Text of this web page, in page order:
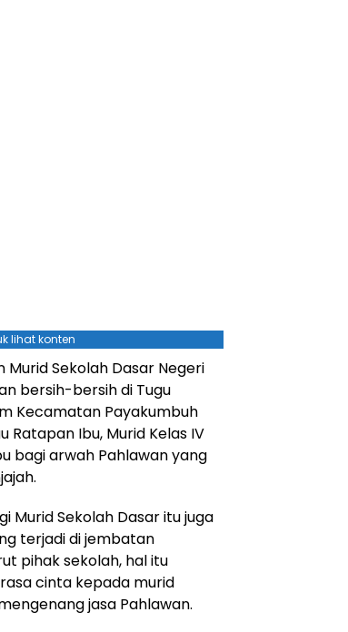
lihat konten
Murid Sekolah Dasar Negeri
bersih-bersih di Tugu
Kecamatan Payakumbuh
Ibu, Murid Kelas IV
bagi arwah Pahlawan yang
Murid Sekolah Dasar itu juga
terjadi di jembatan
pihak sekolah, hal itu
cinta kepada murid
jasa Pahlawan.